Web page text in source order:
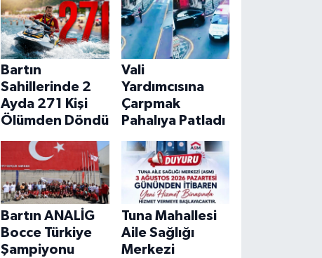
Bartın
Sahillerinde 2
Ayda 271 Kişi
Ölümden Döndü
Vali
Yardımcısına
Çarpmak
Pahalıya Patladı
Bartın ANALİG
Bocce Türkiye
Şampiyonu
Tuna Mahallesi
Aile Sağlığı
Merkezi